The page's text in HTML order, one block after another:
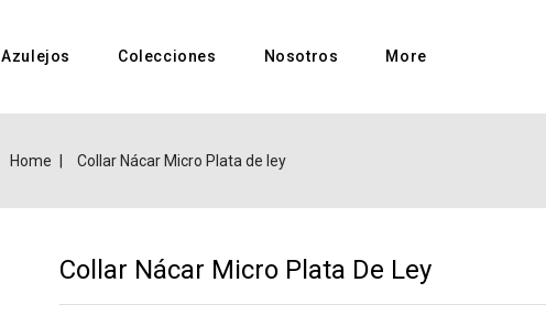
Azulejos Colecciones Nosotros More
Home Collar Nácar Micro Plata de ley
Collar Nácar Micro Plata De Ley